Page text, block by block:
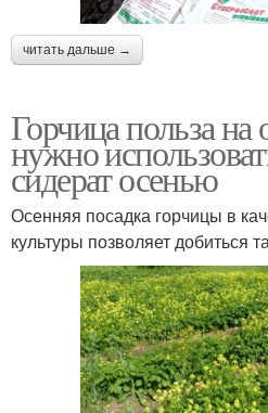
читать дальше →
Горчица польза на
нужно
сидерат осенью
Осенняя посадка горчицы в
культуры позволяет добиться